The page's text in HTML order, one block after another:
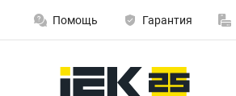
Помощь Гарантия